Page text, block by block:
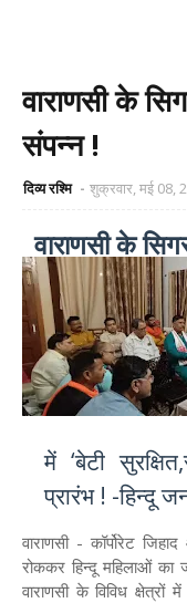
वाराणसी के
संपन्न !
दिव्य रश्मि शुक्रवार, मई 08,
वाराणसी के
में ‘बेटी
प्रारंभ ! -हिन्दू
वाराणसी - कॉर्पोरेट
रोककर हिन्दू महिलाओं का
वाराणसी के विविध क्षेत्रों